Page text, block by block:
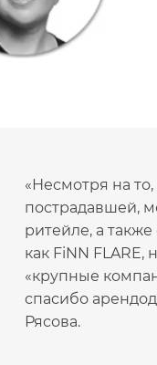
«Несмотря на
пострадавшей,
ритейле, а
как FiNN
«крупные
спасибо
Рясова.